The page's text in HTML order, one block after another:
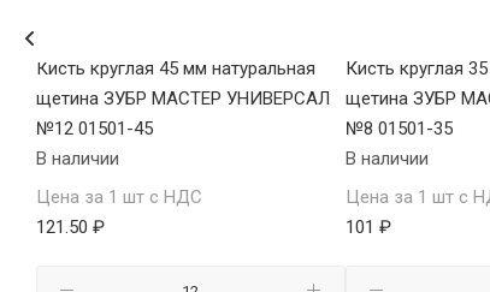
Кисть круглая 45 мм натуральная
щетина ЗУБР МАСТЕР УНИВЕРСАЛ
№12 01501-45
В наличии
Цена за 1 шт с НДС
121.50 ₽
Кисть круглая
щетина ЗУБР
№8 01501-35
В наличии
Цена за 1 шт с
101 ₽